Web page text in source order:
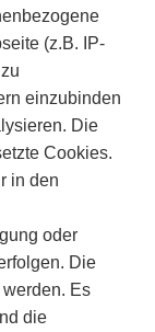
(z.B. IP-
einzubinden
Die
Cookies.
in den
oder
Die
Es
die